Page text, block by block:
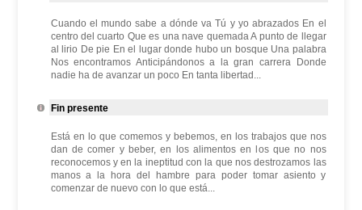
Cuando el mundo sabe a dónde va Tú y yo abrazados En el
centro del cuarto Que es una nave quemada A punto de llegar
al lirio De pie En el lugar donde hubo un bosque Una palabra
Nos encontramos Anticipándonos a la gran carrera Donde
nadie ha de avanzar un poco En tanta libertad...
Fin presente
Está en lo que comemos y bebemos, en los trabajos que nos
dan de comer y beber, en los alimentos en los que no nos
reconocemos y en la ineptitud con la que nos destrozamos las
manos a la hora del hambre para poder tomar asiento y
comenzar de nuevo con lo que está...